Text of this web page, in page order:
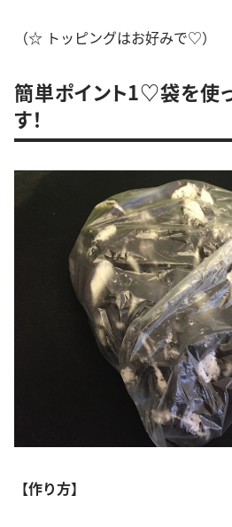
（☆ トッピングはお好みで♡）
簡単ポイント1♡袋を使
す！
【作り方】